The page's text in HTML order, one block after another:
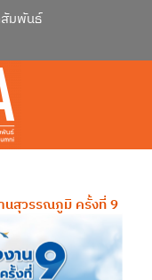
มพันธ์
นสุวรรณภูมิ ครั้งที่ 9